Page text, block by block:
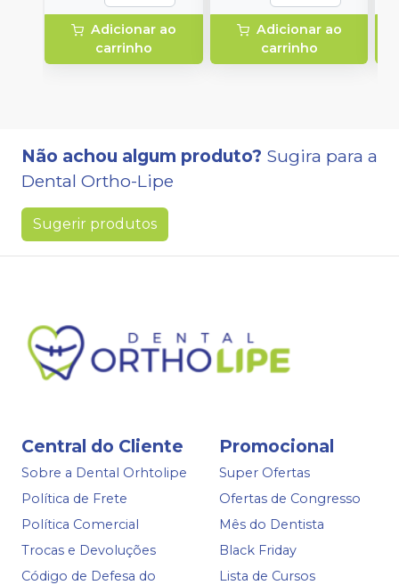
Adicionar ao
carrinho
Adicionar ao
carrinho
Não achou algum produto? Sugira para a
Dental Ortho-Lipe
Sugerir produtos
Central do Cliente
Sobre a Dental Orhtolipe
Política de Frete
Política Comercial
Trocas e Devoluções
Código de Defesa do
Promocional
Super Ofertas
Ofertas de Congresso
Mês do Dentista
Black Friday
Lista de Cursos